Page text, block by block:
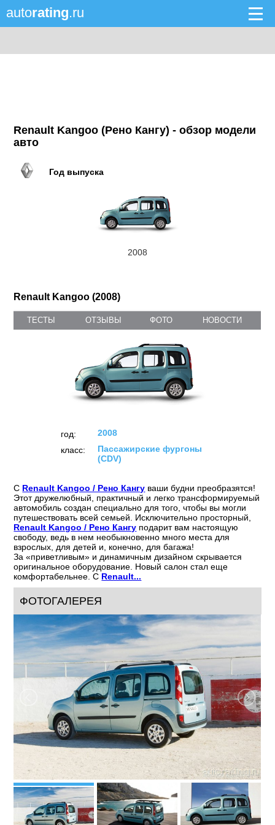
autorating.ru
Renault Kangoo (Рено Кангу) - обзор модели
авто
Год выпуска
2008
Renault Kangoo (2008)
ТЕСТЫ ОТЗЫВЫ ФОТО НОВОСТИ
год:
2008
класс:
Пассажирские фургоны
(CDV)
С Renault Kangoo / Рено Кангу ваши будни преобразятся!
Этот дружелюбный, практичный и легко трансформируемый
автомобиль создан специально для того, чтобы вы могли
путешествовать всей семьей. Исключительно просторный,
Renault Kangoo / Рено Кангу подарит вам настоящую
свободу, ведь в нем необыкновенно много места для
взрослых, для детей и, конечно, для багажа!
За «приветливым» и динамичным дизайном скрывается
оригинальное оборудование. Новый салон стал еще
комфортабельнее. С Renault...
ФОТОГАЛЕРЕЯ